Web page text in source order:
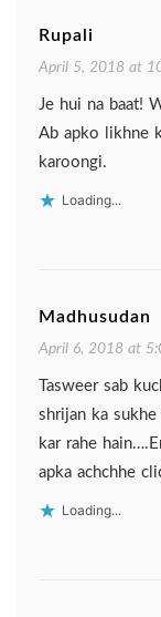
Rupali
April 5, 2018 at
Je hui na baat!
Ab apko likhne
karoongi.
Loading...
Madhusudan
April 6, 2018 at
Tasweer sab
shrijan ka sukhe
kar rahe
apka achchhe
Loading...